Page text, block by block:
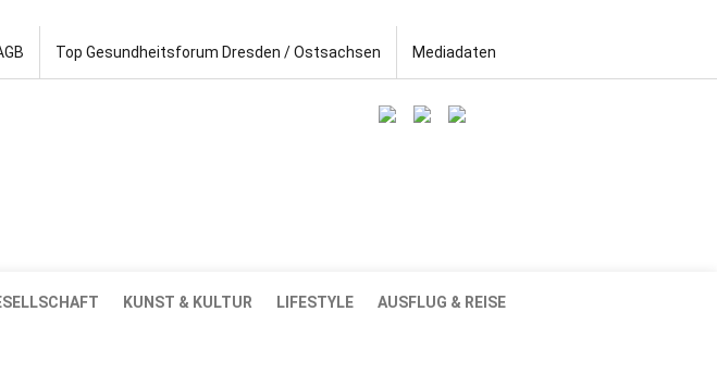
Top Gesundheitsforum Dresden / Ostsachsen Mediadaten
KUNST & KULTUR LIFESTYLE AUSFLUG & REISE